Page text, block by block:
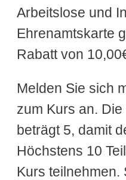
Arbeitslose und
Ehrenamtskarte
Rabatt von
Melden Sie sich
zum Kurs an.
beträgt 5, damit
Höchstens 10
Kurs teilnehmen.